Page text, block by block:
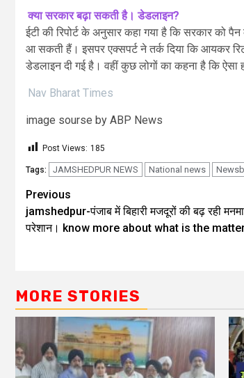
क्या सरकार बढ़ा सकती है। डेडलाइन?
ईटी की रिपोर्ट के अनुसार कहा गया है कि सरकार को
आ सकती हैं। इसपर एक्सपर्ट ने तर्क दिया कि आयकर
डेडलाइन दी गई है। वहीं कुछ लोगों का कहना है कि
Nav Bharat Times
image sourse by ABP News
Post Views: 185
Tags: JAMSHEDPUR NEWS National news
Previous
jamshedpur-पंजाब में बिहारी मजदूरों की बढ़ रही
परेशान। know more about what is the
MORE STORIES